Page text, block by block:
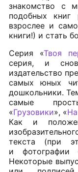
знакомство с
подобных книг
взрослее и
книги!) и стать
Серия «Твоя
серия, и
издательство
самых юных
дошкольники.
самые
«Грузовики», «
Как и
текста (при
и
Некоторые